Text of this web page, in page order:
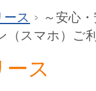
ス
～安心
（スマホ）ご
ース